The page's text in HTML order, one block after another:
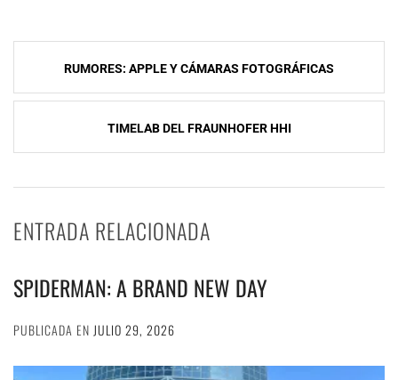
Navegación
de
RUMORES: APPLE Y CÁMARAS FOTOGRÁFICAS
TIMELAB DEL FRAUNHOFER HHI
ENTRADA RELACIONADA
SPIDERMAN: A BRAND NEW DAY
PUBLICADA EN JULIO 29, 2026